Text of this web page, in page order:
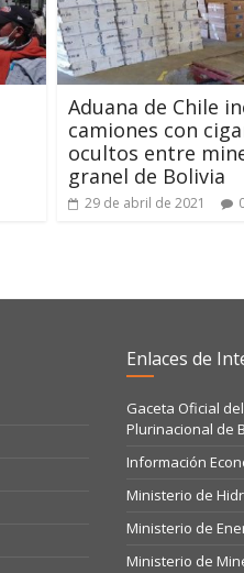
Aduana de Chile
camiones con
ocultos entre
granel de Bolivia
29 de abril de 2021
Enlaces de
Gaceta Oficial
Plurinacional de
Información
Ministerio de
Ministerio de
Ministerio de